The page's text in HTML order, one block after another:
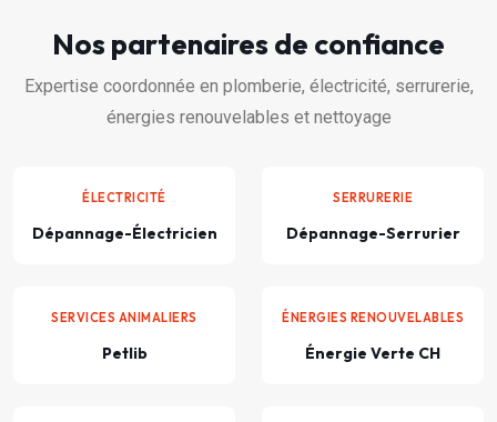
Nos partenaires de confiance
Expertise coordonnée en plomberie, électricité, serrurerie,
énergies renouvelables et nettoyage
ÉLECTRICITÉ
Dépannage-Électricien
SERRURERIE
Dépannage-Serrurier
SERVICES ANIMALIERS
Petlib
ÉNERGIES RENOUVELABLES
Énergie Verte CH